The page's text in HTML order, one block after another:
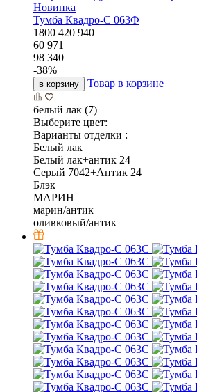
Новинка
Тумба Квадро-С 063Ф
1800 420 940
60 971
98 340
-38%
в корзину Товар в корзине
белый лак (7)
Выберите цвет:
Варианты отделки :
Белый лак
Белый лак+антик 24
Серый 7042+Антик 24
Блэк
МАРИН
марин/антик
оливковый/антик